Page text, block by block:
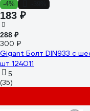
-4%
183 ₽
288 ₽
300 ₽
Gigant Болт DIN933 с
шт 124011
5
(35)